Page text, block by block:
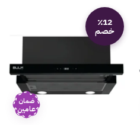
٪12
خصم
ضمان
عامين